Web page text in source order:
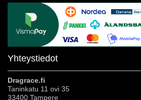
Yhteystiedot
Dragrace.fi
Taninkatu 11 ovi 35
33400 Tampere